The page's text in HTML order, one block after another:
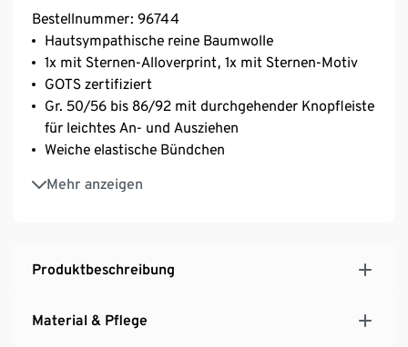
Bestellnummer: 96744
Hautsympathische reine Baumwolle
1x mit Sternen-Alloverprint, 1x mit Sternen-Motiv
GOTS zertifiziert
Gr. 50/56 bis 86/92 mit durchgehender Knopfleiste
für leichtes An- und Ausziehen
Weiche elastische Bündchen
Mehr anzeigen
Gr. 50/56 bis 74/80 mit Fuß, Gr. 86/92 und 98/104
Produktbeschreibung
Material & Pflege